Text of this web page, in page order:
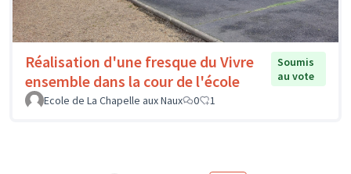
Réalisation d'une fresque du Vivre
ensemble dans la cour de l'école
Soumis
au vote
Ecole de La Chapelle aux Naux
0 1